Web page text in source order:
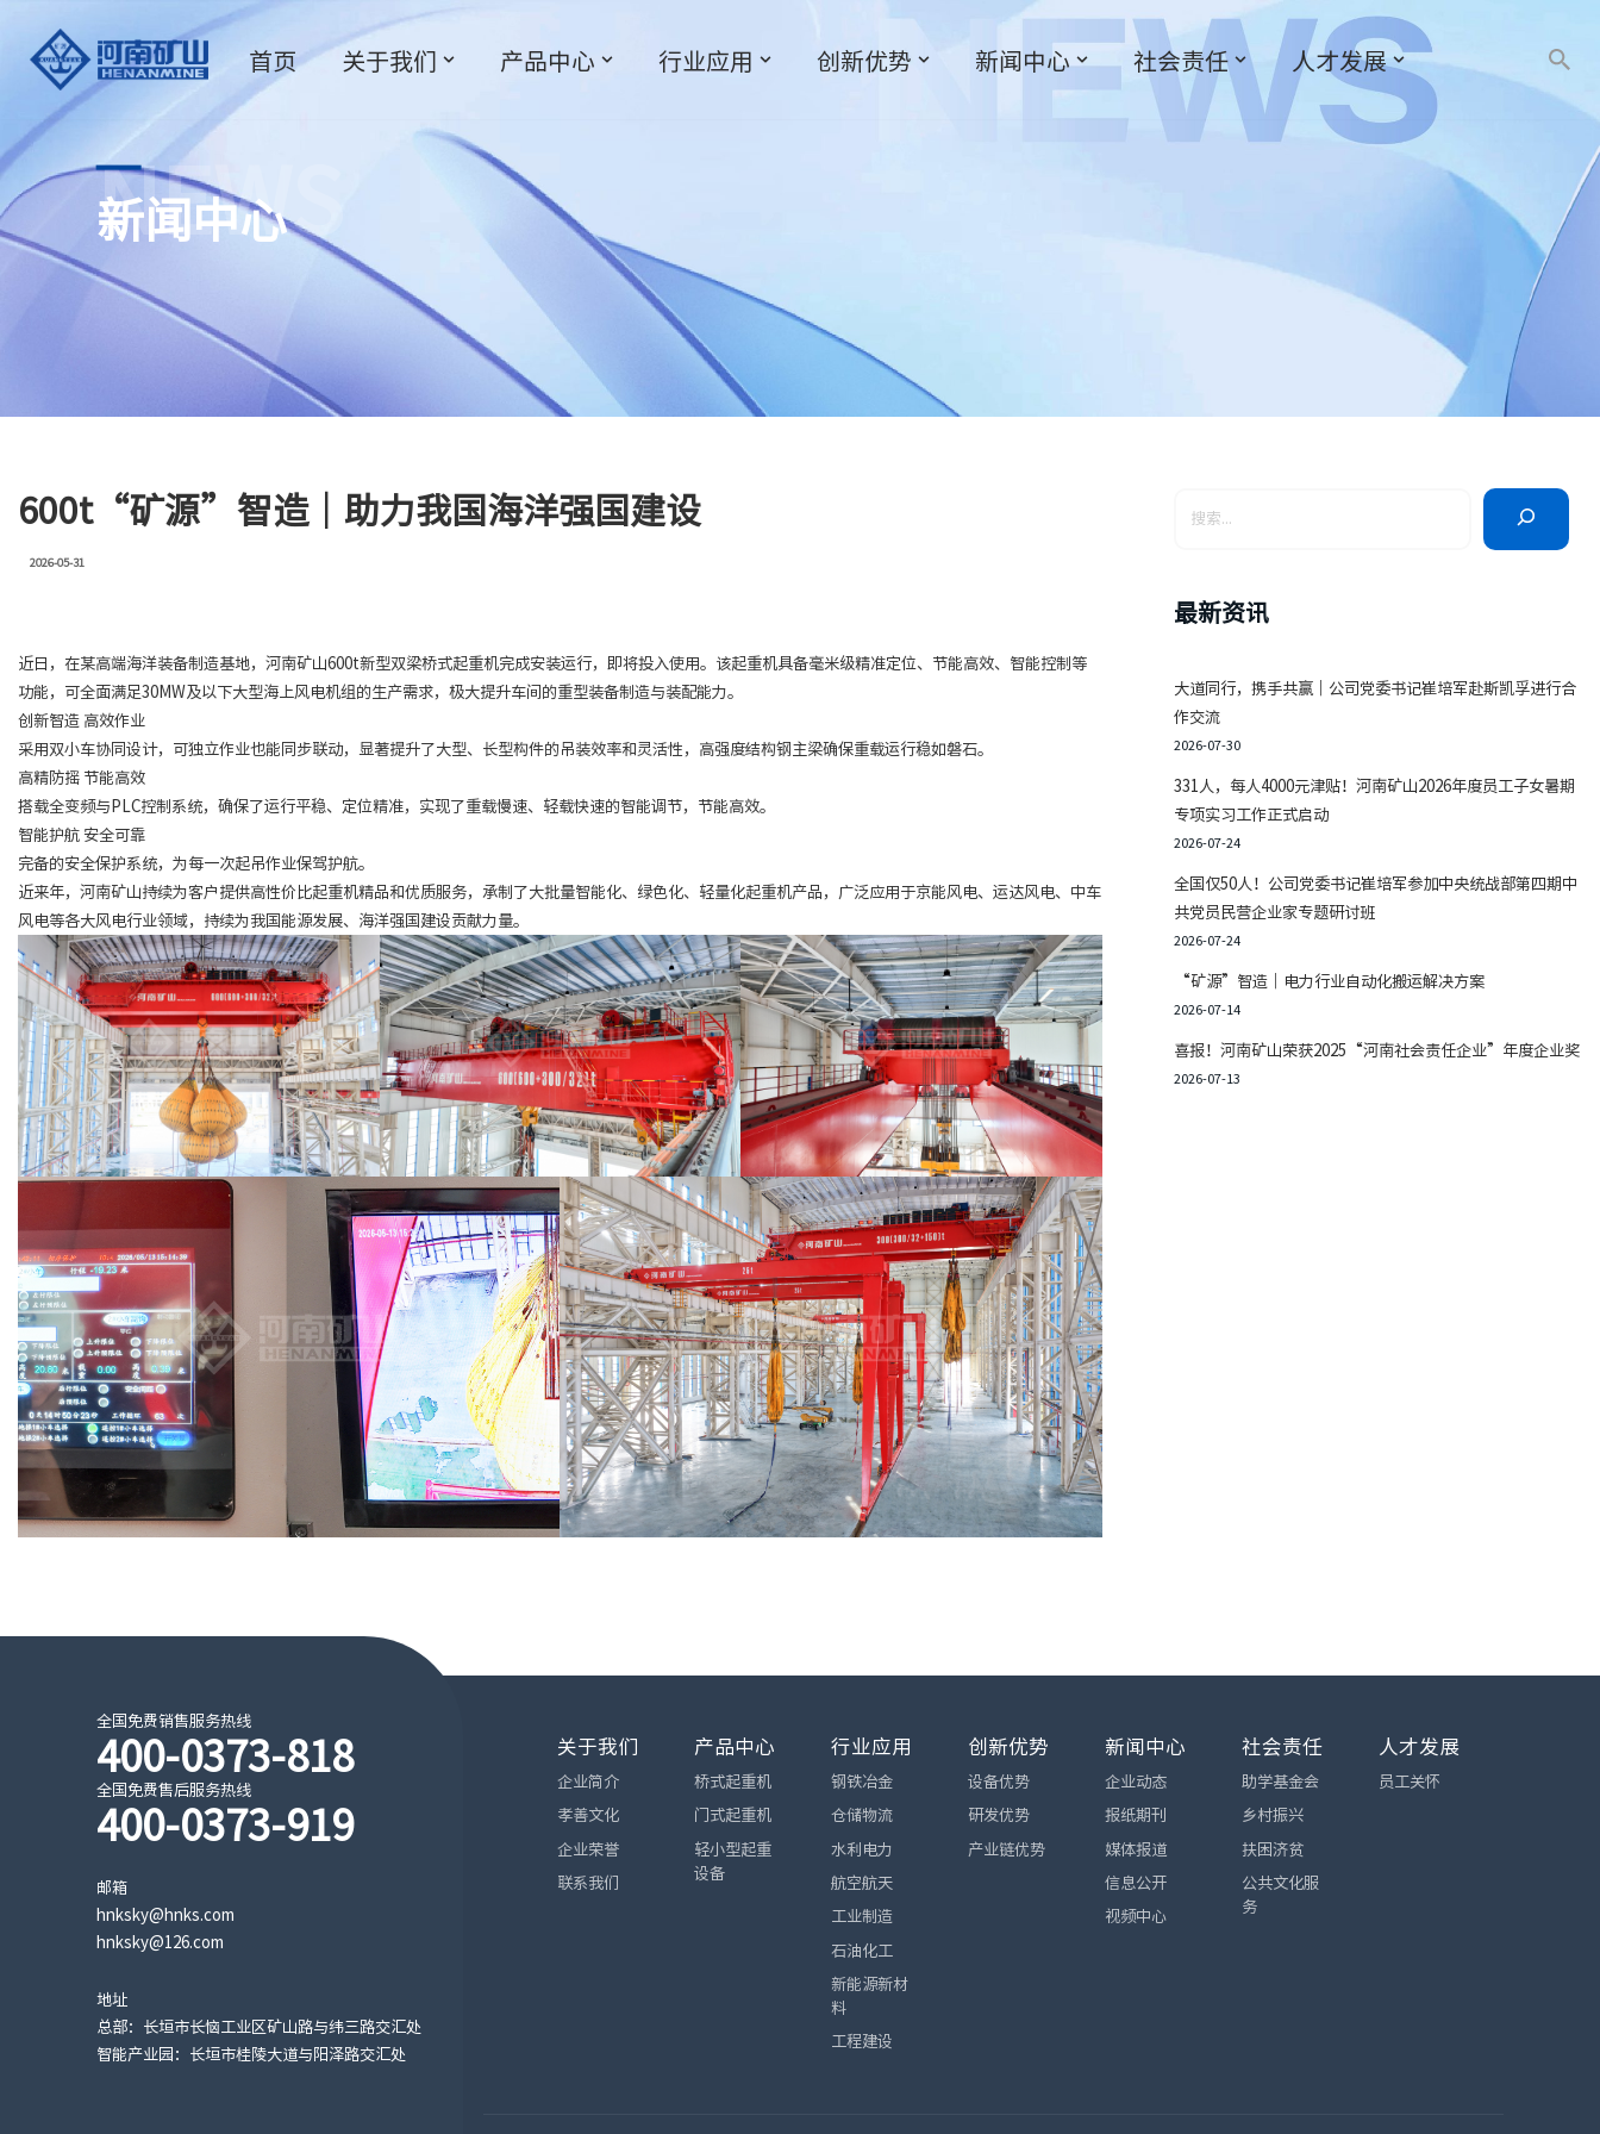
跳
正
文
首页 关于我们 产品中心 行业应用 创新优势 新闻中心 社会责任 人才发展
NEWS
新闻中心
600t“矿源”智造｜助力我国海洋强国建设
2026-05-31
近日，在某高端海洋装备制造基地，河南矿山600t新型双梁桥式起重机完成安装运行，即将投入使用。该起重机具备毫米级精准定位、节能高效、智能控制等
功能，可全面满足30MW及以下大型海上风电机组的生产需求，极大提升车间的重型装备制造与装配能力。
创新智造 高效作业
采用双小车协同设计，可独立作业也能同步联动，显著提升了大型、长型构件的吊装效率和灵活性，高强度结构钢主梁确保重载运行稳如磐石。
高精防摇 节能高效
搭载全变频与PLC控制系统，确保了运行平稳、定位精准，实现了重载慢速、轻载快速的智能调节，节能高效。
智能护航 安全可靠
完备的安全保护系统，为每一次起吊作业保驾护航。
近来年，河南矿山持续为客户提供高性价比起重机精品和优质服务，承制了大批量智能化、绿色化、轻量化起重机产品，广泛应用于京能风电、运达风电、中车
风电等各大风电行业领域，持续为我国能源发展、海洋强国建设贡献力量。
最新资讯
大道同行，携手共赢｜公司党委书记崔培军赴斯凯孚进行合
作交流
2026-07-30
331人，每人4000元津贴！河南矿山2026年度员工子女暑期
专项实习工作正式启动
2026-07-24
全国仅50人！公司党委书记崔培军参加中央统战部第四期中
共党员民营企业家专题研讨班
2026-07-24
“矿源”智造｜电力行业自动化搬运解决方案
2026-07-14
喜报！河南矿山荣获2025“河南社会责任企业”年度企业奖
2026-07-13
全国免费销售服务热线
400-0373-818
全国免费售后服务热线
400-0373-919
邮箱
hnksky@hnks.com
hnksky@126.com
地址
总部：长垣市长恼工业区矿山路与纬三路交汇处
智能产业园：长垣市桂陵大道与阳泽路交汇处
关于我们
企业简介
孝善文化
企业荣誉
联系我们
产品中心
桥式起重机
门式起重机
轻小型起重
设备
行业应用
钢铁冶金
仓储物流
水利电力
航空航天
工业制造
石油化工
新能源新材
料
工程建设
创新优势
设备优势
研发优势
产业链优势
新闻中心
企业动态
报纸期刊
媒体报道
信息公开
视频中心
社会责任
助学基金会
乡村振兴
扶困济贫
公共文化服
务
人才发展
员工关怀